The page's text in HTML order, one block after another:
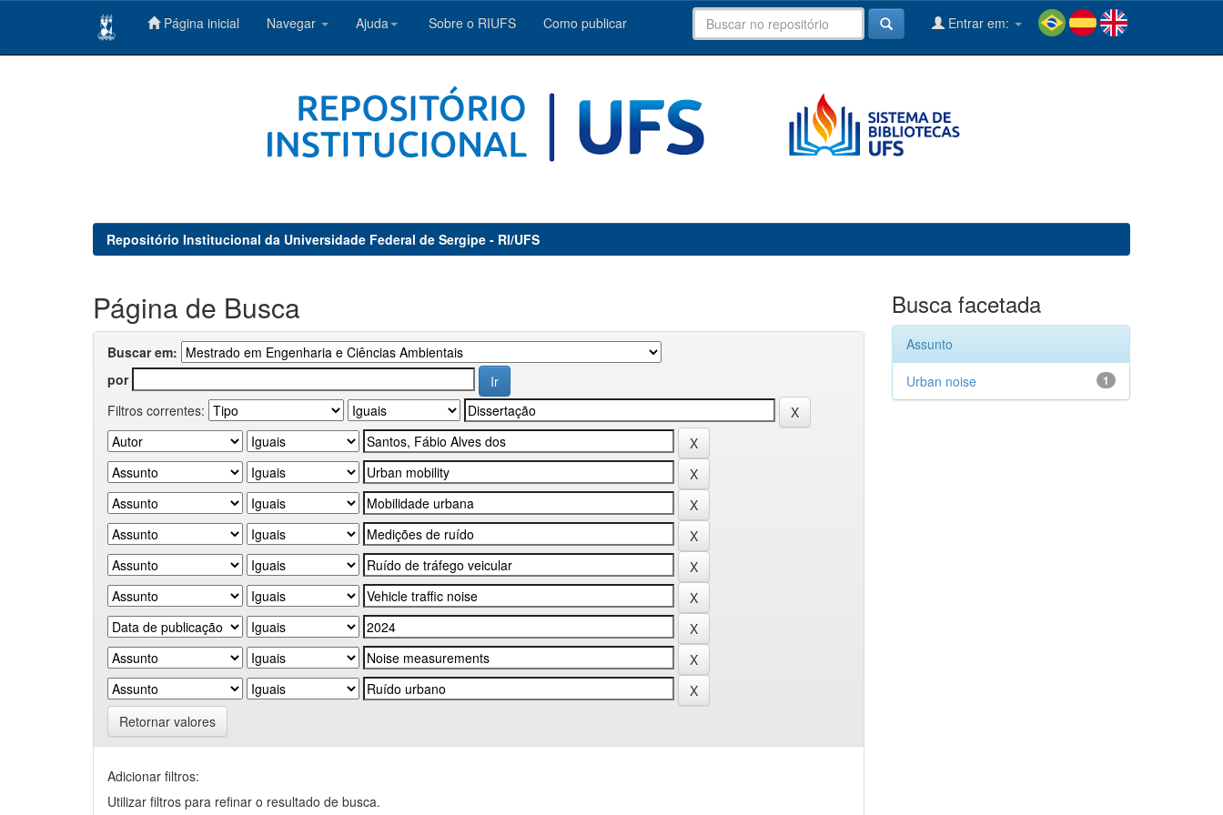
Página inicial Navegar Ajuda Sobre o RIUFS Como publicar Entrar em:
Repositório Institucional da Universidade Federal de Sergipe - RI/UFS
Página de Busca
Buscar em:
por
Filtros correntes:
Retornar valores
Adicionar filtros:
Utilizar filtros para refinar o resultado de busca.
Busca facetada
Assunto
1
Urban noise